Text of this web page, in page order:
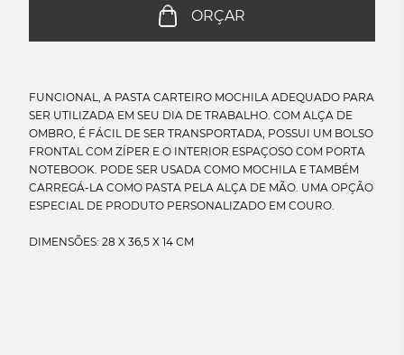
ORÇAR
FUNCIONAL, A PASTA CARTEIRO MOCHILA ADEQUADO PARA
SER UTILIZADA EM SEU DIA DE TRABALHO. COM ALÇA DE
OMBRO, É FÁCIL DE SER TRANSPORTADA, POSSUI UM BOLSO
FRONTAL COM ZÍPER E O INTERIOR ESPAÇOSO COM PORTA
NOTEBOOK. PODE SER USADA COMO MOCHILA E TAMBÉM
CARREGÁ-LA COMO PASTA PELA ALÇA DE MÃO. UMA OPÇÃO
ESPECIAL DE PRODUTO PERSONALIZADO EM COURO.